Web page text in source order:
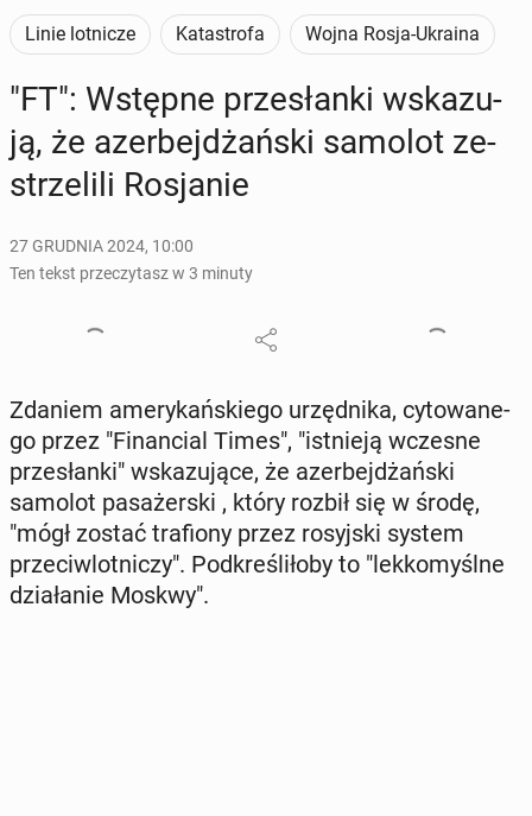
Linie lotnicze Katastrofa Wojna Rosja-Ukraina
"FT": Wstępne prze­słan­ki wska­zu­
ją, że azer­bej­dżań­ski samolot ze­
strze­li­li Ro­sja­nie
27 GRUDNIA 2024, 10:00
Ten tekst przeczytasz w 3 minuty
Zdaniem ame­ry­kań­skie­go urzęd­ni­ka, cy­to­wa­ne­
go przez "Fi­nan­cial Times", "ist­nie­ją wczesne
prze­słan­ki" wska­zu­ją­ce, że azer­bej­dżań­ski
samolot pa­sa­żer­ski , który rozbił się w środę,
"mógł zostać tra­fio­ny przez ro­syj­ski system
prze­ciw­lot­ni­czy". Pod­kre­śli­ło­by to "lek­ko­myśl­ne
dzia­ła­nie Moskwy".